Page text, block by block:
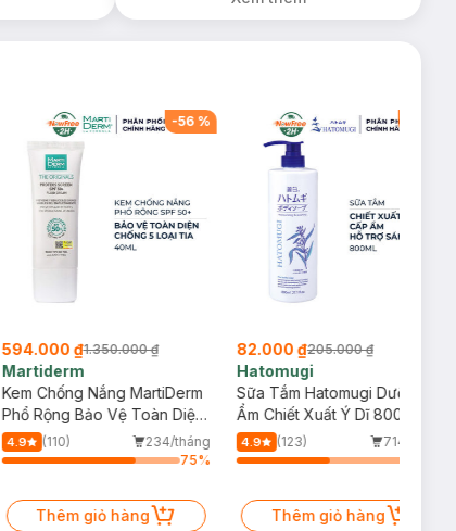
(SL có hạn)
-56%
594.000 ₫1.350.000 ₫
Martiderm
Kem Chống Nắng MartiDerm
Phổ Rộng Bảo Vệ Toàn Diện
40ml
4.9 (110)
234/tháng
75%
Thêm giỏ hàng
82.000 ₫205.000 ₫
Hatomugi
Sữa Tắm Hatomugi Dưỡng
Ẩm Chiết Xuất Ý Dĩ 800ml
4.9 (123)
714/tháng
Thêm giỏ hàng